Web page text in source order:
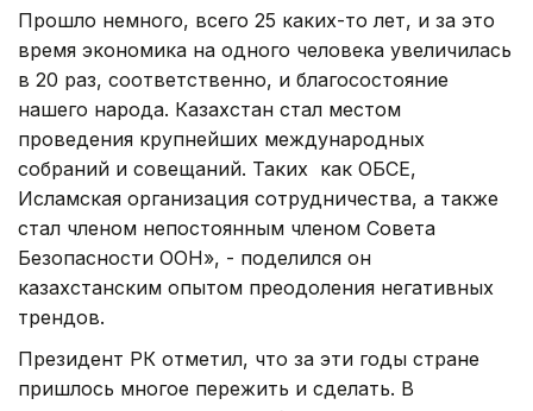
Прошло немного, всего 25 каких-то лет, и за это
время экономика на одного человека увеличилась
в 20 раз, соответственно, и благосостояние
нашего народа. Казахстан стал местом
проведения крупнейших международных
собраний и совещаний. Таких как ОБСЕ,
Исламская организация сотрудничества, а также
стал членом непостоянным членом Совета
Безопасности ООН», - поделился он
казахстанским опытом преодоления негативных
трендов.
Президент РК отметил, что за эти годы стране
пришлось многое пережить и сделать. В